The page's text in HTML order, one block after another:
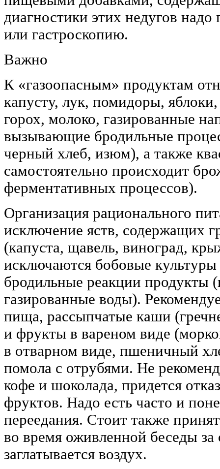
диагностики этих недугов
или гастроскопию.
Важно
К «газоопасным» продуктам
капусту, лук, помидоры,
горох, молоко, газированные
вызывающие бродильные
черный хлеб, изюм), а также
самостоятельно происходит
ферментативных процессов).
Организация рационального
исключение яств, содержащих
(капуста, щавель, виноград,
исключаются бобовые
бродильные реакции продукты
газированные воды).
пища, рассыпчатые каши
и фрукты в вареном виде
в отварном виде, пшеничный
помола с отрубями. Не
кофе и шоколада, придется
фруктов. Надо есть часто и
переедания. Стоит также
во время оживленной беседы
заглатывается воздух.